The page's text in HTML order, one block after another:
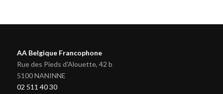
AA Belgique Francophone
Rue des Pieds d'Alouette, 42 b
5100 NANINNE
02 511 40 30